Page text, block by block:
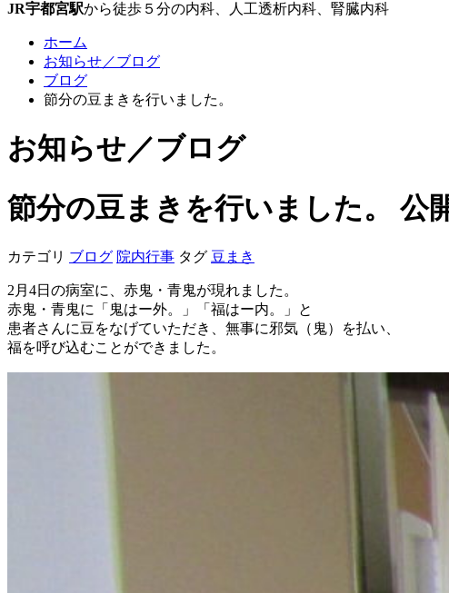
JR宇都宮駅から徒歩５分の内科、人工透析内科、腎臓内科
ホーム
お知らせ／ブログ
ブログ
節分の豆まきを行いました。
お知らせ／ブログ
節分の豆まきを行いました。
公
カテゴリ ブログ 院内行事 タグ 豆まき
2月4日の病室に、赤鬼・青鬼が現れました。
赤鬼・青鬼に「鬼はー外。」「福はー内。」と
患者さんに豆をなげていただき、無事に邪気（鬼）を払い、
福を呼び込むことができました。